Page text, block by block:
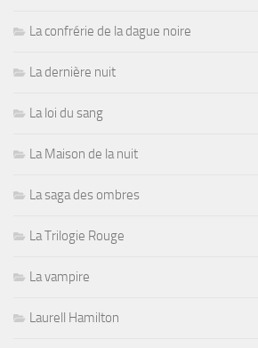
La confrérie de la dague noire
La dernière nuit
La loi du sang
La Maison de la nuit
La saga des ombres
La Trilogie Rouge
La vampire
Laurell Hamilton